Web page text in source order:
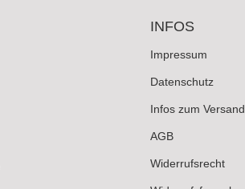
INFOS
Impressum
Datenschutz
Infos zum Versand
AGB
Widerrufsrecht